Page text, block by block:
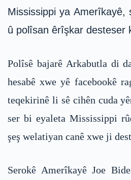
Mississippi ya Amerîkayê,
û polîsan êrîşkar desteser
Polîsê bajarê Arkabutla di
hesabê xwe yê facebookê
teqekirinê li sê cihên cuda
ser bi eyaleta Mississippi
şeş welatiyan canê xwe ji
Serokê Amerîkayê Joe